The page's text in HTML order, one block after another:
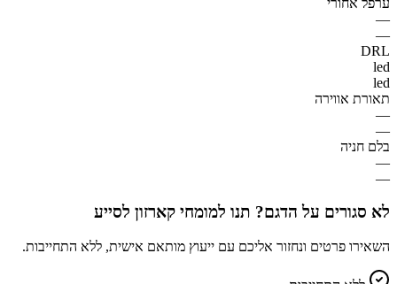
—
—
DRL
led
led
תאורת אווירה
—
—
בלם חניה
—
—
לא סגורים על הדגם? תנו למומחי קארזון לסייע
השאירו פרטים ונחזור אליכם עם ייעוץ מותאם אישית, ללא התחייבות.